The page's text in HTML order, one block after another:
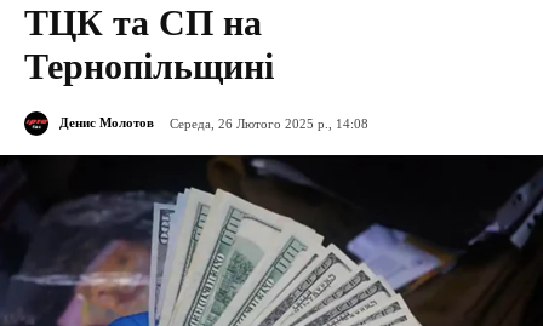
ТЦК та СП на
Тернопільщині
Денис Молотов Середа, 26 Лютого 2025 р., 14:08